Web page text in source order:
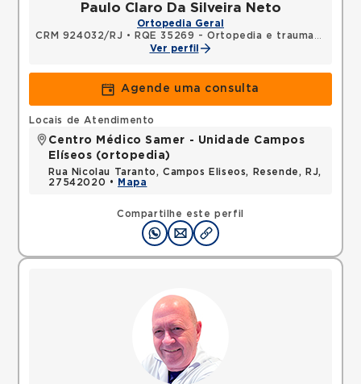
Paulo Claro Da Silveira Neto
Ortopedia Geral
CRM 924032/RJ •
RQE 35269 - Ortopedia e traumatologia
Ver perfil
Agende uma consulta
Compartilhe este perfil
Locais de Atendimento
Centro Médico Samer - Unidade Campos
Elíseos (ortopedia)
Rua Nicolau Taranto, Campos Eliseos, Resende, RJ,
27542020 •
Mapa